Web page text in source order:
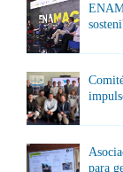
para